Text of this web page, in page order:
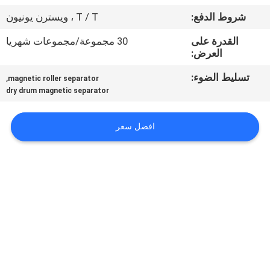
والمعرفة
حالات
شروط الدفع:
T / T ، ويسترن يونيون
القدرة على
العرض:
30 مجموعة/مجموعات شهريا
تسليط الضوء: magnetic roller separator
,
dry drum magnetic separator
افضل سعر